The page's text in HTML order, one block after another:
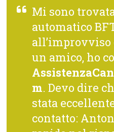
Mi sono
automatico
all’improvviso
un amico, ho
m. Devo dire
stata
contatto: